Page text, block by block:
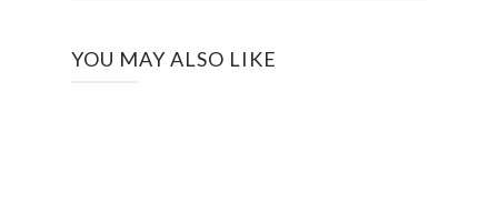
YOU MAY ALSO LIKE